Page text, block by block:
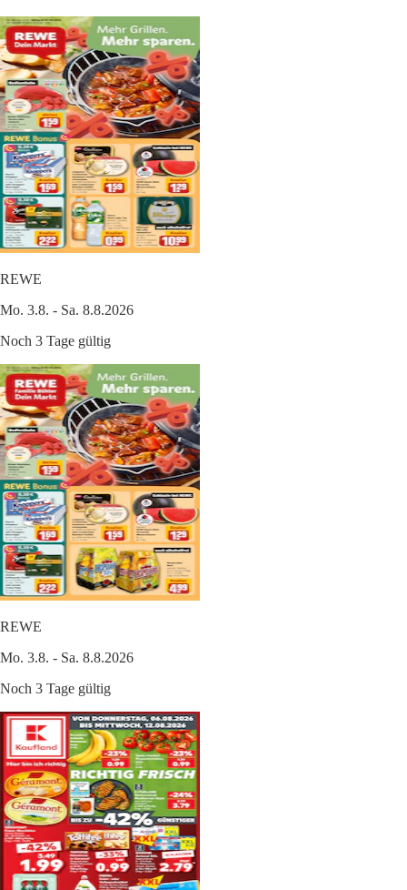
REWE
Mo. 3.8. - Sa. 8.8.2026
Noch 3 Tage gültig
REWE
Mo. 3.8. - Sa. 8.8.2026
Noch 3 Tage gültig